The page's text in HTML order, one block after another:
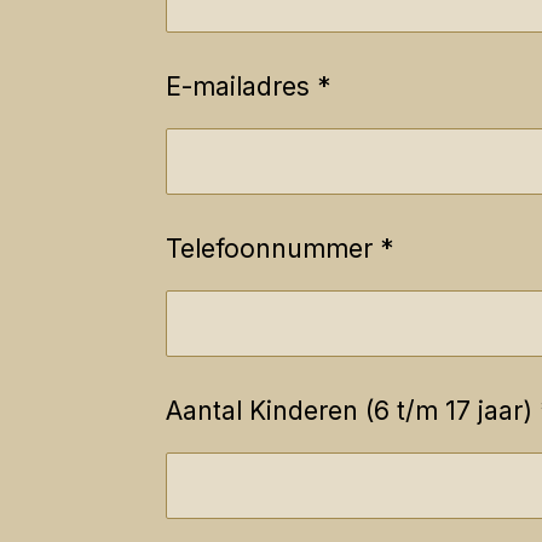
E-mailadres *
Telefoonnummer *
Aantal Kinderen (6 t/m 17 jaar)